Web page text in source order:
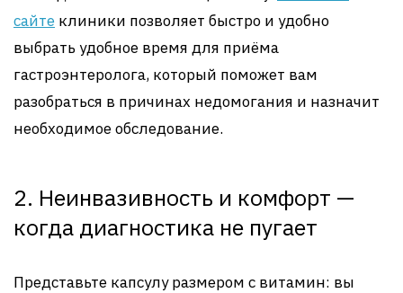
сайте клиники позволяет быстро и удобно
выбрать удобное время для приёма
гастроэнтеролога, который поможет вам
разобраться в причинах недомогания и назначит
необходимое обследование.
2. Неинвазивность и комфорт —
когда диагностика не пугает
Представьте капсулу размером с витамин: вы